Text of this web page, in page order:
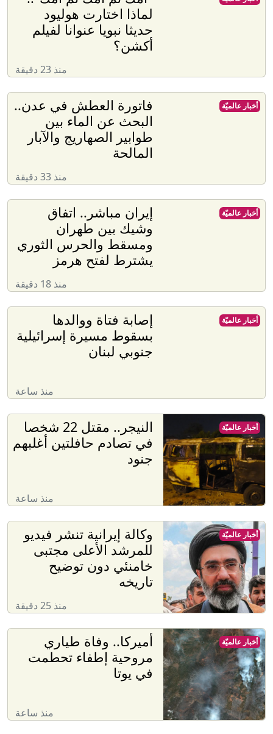
لماذا اختارت هوليود
حديثا نبويا عنوانا لفيلم
أكشن؟
منذ 23 دقيقة
فاتورة العطش في عدن..
البحث عن الماء بين
طوابير الصهاريج والآبار
المالحة
منذ 33 دقيقة
أخبار عالميّة
إيران مباشر.. اتفاق
وشيك بين طهران
ومسقط والحرس الثوري
يشترط لفتح هرمز
منذ 18 دقيقة
أخبار عالميّة
إصابة فتاة ووالدها
بسقوط مسيرة إسرائيلية
جنوبي لبنان
منذ ساعة
أخبار عالميّة
النيجر.. مقتل 22 شخصا
في تصادم حافلتين أغلبهم
جنود
منذ ساعة
أخبار عالميّة
وكالة إيرانية تنشر فيديو
للمرشد الأعلى مجتبى
خامنئي دون توضيح
تاريخه
منذ 25 دقيقة
أخبار عالميّة
أميركا.. وفاة طياري
مروحية إطفاء تحطمت
في يوتا
منذ ساعة
أخبار عالميّة